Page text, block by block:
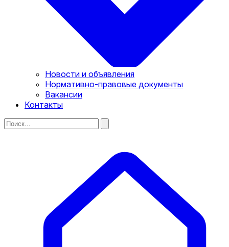
Новости и объявления
Нормативно-правовые документы
Вакансии
Контакты